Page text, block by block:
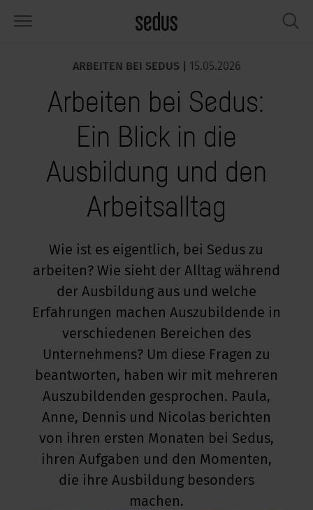
Screens & Akustik
Tools & Accessoires
gesucht?
Möbel konfigurieren
& Software für die Büroplanung
Working
– Zirkuläre Büromöbel
Monitor „Sedus INSIGHTS“
„Sedus Solutions“
Sharing
Academy
bei Sedus
SEDUSTAINABLE
– Zirkuläre Büromöbel
UNTERNEHMEN
& Events
ARBEITEN BEI SEDUS | 15.05.2026
Arbeiten bei Sedus:
Ein Blick in die
Ausbildung und den
Arbeitsalltag
Wie ist es eigentlich, bei Sedus zu
arbeiten? Wie sieht der Alltag während
der Ausbildung aus und welche
Erfahrungen machen Auszubildende in
verschiedenen Bereichen des
Unternehmens? Um diese Fragen zu
beantworten, haben wir mit mehreren
Auszubildenden gesprochen. Paula,
Anne, Dennis und Nicolas berichten
von ihren ersten Monaten bei Sedus,
ihren Aufgaben und den Momenten,
die ihre Ausbildung besonders
machen.